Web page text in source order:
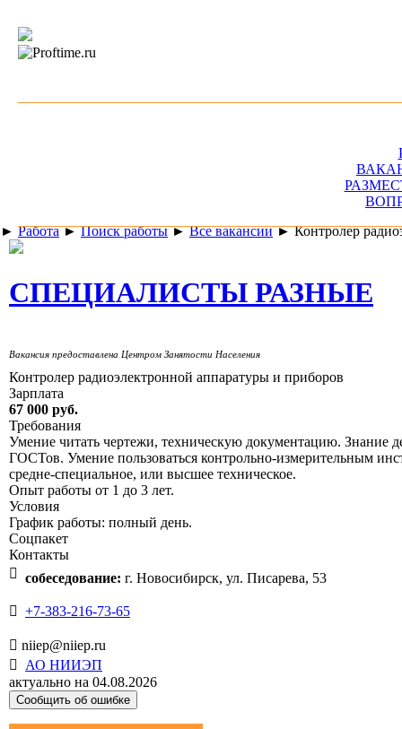
► Работа►Поиск работы►Все вакансии►Контролер
СПЕЦИАЛИСТЫ РАЗНЫЕ
Вакансия предоставлена Центром Занятости Населения
Контролер радиоэлектронной аппаратуры и приборов
Зарплата
67 000 руб.
Требования
Умение читать чертежи, техническую документацию. Знание
ГОСТов. Умение пользоваться контрольно-измерительным
средне-специальное, или высшее техническое.
Опыт работы от 1 до 3 лет.
Условия
График работы: полный день.
Соцпакет
Контакты
 собеседование: г. Новосибирск, ул. Писарева, 53
 +7-383-216-73-65
 niiep@niiep.ru

АО НИИЭП
актуально на 04.08.2026
Сообщить об ошибке